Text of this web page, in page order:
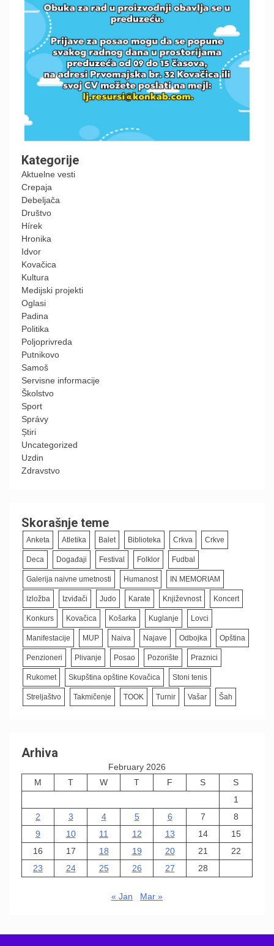
Kategorije
Aktuelne vesti
Crepaja
Debeljača
Društvo
Hírek
Hronika
Idvor
Kovačica
Kultura
Medijski projekti
Oglasi
Padina
Politika
Poljoprivreda
Putnikovo
Samoš
Servisne informacije
Školstvo
Sport
Správy
Știri
Uncategorized
Uzdin
Zdravstvo
Skorašnje teme
Anketa Atletika Balet Biblioteka Crkva Crkve
Deca Događaji Festival Folklor Fudbal
Galerija naivne umetnosti Humanost IN MEMORIAM
Izložba Izviđači Judo Karate Književnost Koncert
Konkurs Kovačica Košarka Kuglanje Lovci
Manifestacije MUP Naiva Najave Odbojka Opština
Penzioneri Plivanje Posao Pozorište Praznici
Rukomet Skupština opštine Kovačica Stoni tenis
Streljaštvo Takmičenje TOOK Turnir Vašar Šah
Arhiva
February 2026
M
T W T F S
S
1
2
3 4 5 6 7
8
9
10 11 12 13 14
15
16
17 18 19 20 21
22
23
24 25 26 27 28
« Jan Mar »